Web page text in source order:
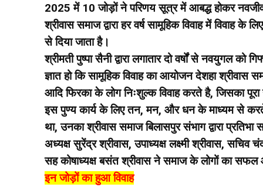
2025 में 10 जोड़ों ने परिणय सूत्र में आबद्ध होकर
श्रीवास समाज द्वारा हर वर्ष सामूहिक विवाह में विवाह
से दिया जाता है।
श्रीमती पुष्पा सैनी द्वारा लगातार दो वर्षों से नवयुगल को
ज्ञात हो कि सामूहिक विवाह का आयोजन देशहा श्रीवास
आदि फिरका के लोग निःशुल्क विवाह करते है, जिसका
इस पुण्य कार्य के लिए तन, मन, और धन के माध्यम से करते
था, उनका श्रीवास समाज बिलासपुर संभाग द्वारा
अध्यक्ष सुरेंद्र श्रीवास, उपाध्यक्ष लक्ष्मी श्रीवास, सचिव
सह कोषाध्यक्ष बसंत श्रीवास ने समाज के लोगों का सफल
इन जोड़ों का हुआ विवाह